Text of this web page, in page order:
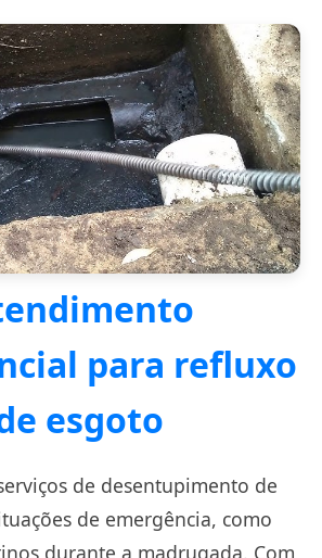
para refluxo
esgoto
de desentupimento de
de emergência, como
durante a madrugada. Com